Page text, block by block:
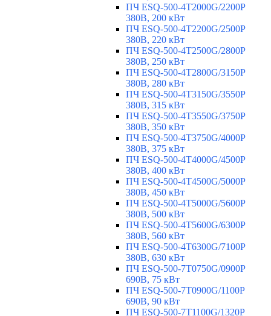
ПЧ ESQ-500-4T2000G/2200P
380В, 200 кВт
ПЧ ESQ-500-4T2200G/2500P
380В, 220 кВт
ПЧ ESQ-500-4T2500G/2800P
380В, 250 кВт
ПЧ ESQ-500-4T2800G/3150P
380В, 280 кВт
ПЧ ESQ-500-4T3150G/3550P
380В, 315 кВт
ПЧ ESQ-500-4T3550G/3750P
380В, 350 кВт
ПЧ ESQ-500-4T3750G/4000P
380В, 375 кВт
ПЧ ESQ-500-4T4000G/4500P
380В, 400 кВт
ПЧ ESQ-500-4T4500G/5000P
380В, 450 кВт
ПЧ ESQ-500-4T5000G/5600P
380В, 500 кВт
ПЧ ESQ-500-4T5600G/6300P
380В, 560 кВт
ПЧ ESQ-500-4T6300G/7100P
380В, 630 кВт
ПЧ ESQ-500-7T0750G/0900P
690В, 75 кВт
ПЧ ESQ-500-7T0900G/1100P
690В, 90 кВт
ПЧ ESQ-500-7T1100G/1320P